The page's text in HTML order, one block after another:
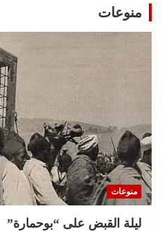
منوعات
منوعات
ليلة القبض على “بوحمارة”